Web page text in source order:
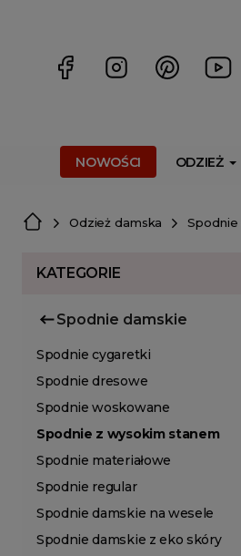
NOWOŚCI ODZIEŻ
Odzież damska Spodnie
KATEGORIE
Spodnie damskie
Spodnie cygaretki
Spodnie dresowe
Spodnie woskowane
Spodnie z wysokim stanem
Spodnie materiałowe
Spodnie regular
Spodnie damskie na wesele
Spodnie damskie z eko skóry